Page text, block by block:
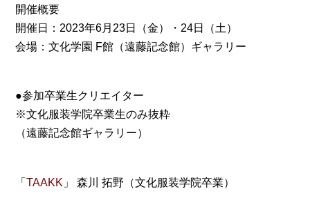
開催概要
開催日：2023年6月23日（金）・24日（土）
会場：文化学園 F館（遠藤記念館）ギャラリー
●参加卒業生クリエイター
※文化服装学院卒業生のみ抜粋
（遠藤記念館ギャラリー）
「TAAKK 」 森川 拓野（文化服装学院卒業）